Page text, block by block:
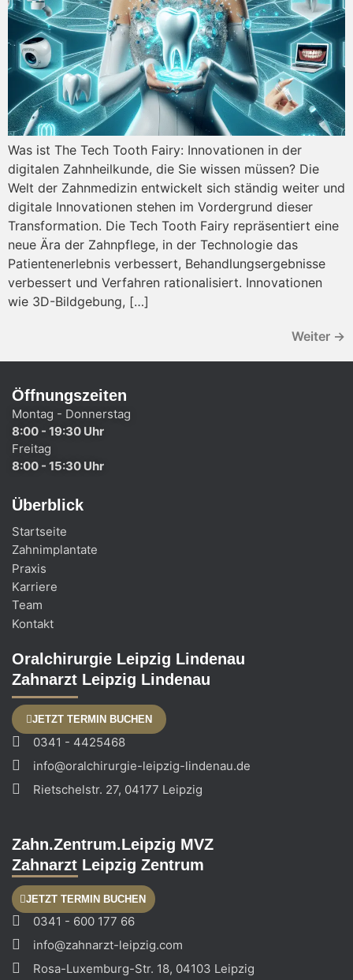
Was ist The Tech Tooth Fairy: Innovationen in der
digitalen Zahnheilkunde, die Sie wissen müssen? Die
Welt der Zahnmedizin entwickelt sich ständig weiter und
digitale Innovationen stehen im Vordergrund dieser
Transformation. Die Tech Tooth Fairy repräsentiert eine
neue Ära der Zahnpflege, in der Technologie das
Patientenerlebnis verbessert, Behandlungsergebnisse
verbessert und Verfahren rationalisiert. Innovationen
wie 3D-Bildgebung, […]
Weiter →
Öffnungszeiten
Montag - Donnerstag
8:00 - 19:30 Uhr
Freitag
8:00 - 15:30 Uhr
Überblick
Startseite
Zahnimplantate
Praxis
Karriere
Team
Kontakt
Oralchirurgie Leipzig Lindenau
Zahnarzt Leipzig Lindenau
JETZT TERMIN BUCHEN
0341 - 4425468
info@oralchirurgie-leipzig-lindenau.de
Rietschelstr. 27, 04177 Leipzig
Zahn.Zentrum.Leipzig MVZ
Zahnarzt Leipzig Zentrum
JETZT TERMIN BUCHEN
0341 - 600 177 66
info@zahnarzt-leipzig.com
Rosa-Luxemburg-Str. 18, 04103 Leipzig